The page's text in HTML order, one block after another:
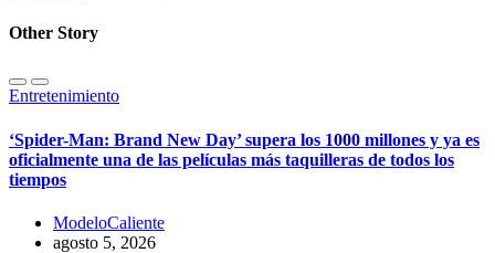
Other Story
Entretenimiento
‘Spider-Man: Brand New Day’ supera los 1000 millones y ya es
oficialmente una de las películas más taquilleras de todos los
tiempos
ModeloCaliente
agosto 5, 2026